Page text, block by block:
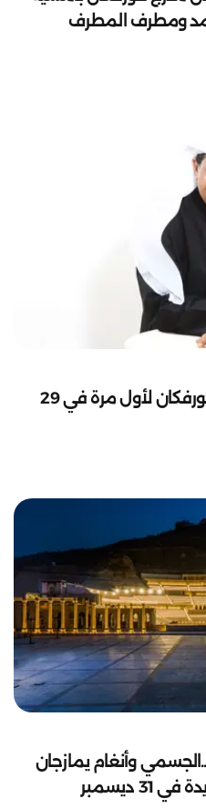
ومطرف المطرف
الرويشد وأصالة على مدرج خورفكان لأول مرة في 29
وأنغام يمازجان
ديسمبر